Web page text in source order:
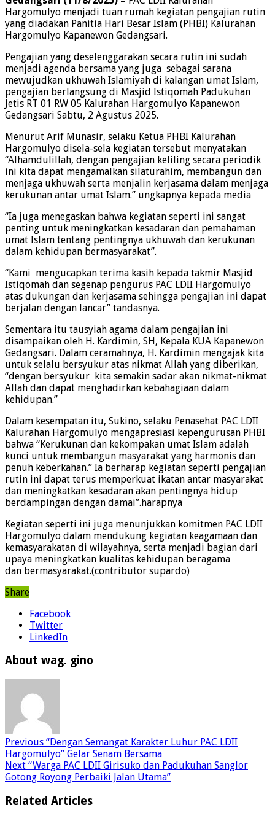
Hargomulyo menjadi tuan rumah kegiatan pengajian rutin
yang diadakan Panitia Hari Besar Islam (PHBI) Kalurahan
Hargomulyo Kapanewon Gedangsari.
Pengajian yang deselenggarakan secara rutin ini sudah
menjadi agenda bersama yang juga sebagai sarana
mewujudkan ukhuwah Islamiyah di kalangan umat Islam,
pengajian berlangsung di Masjid Istiqomah Padukuhan
Jetis RT 01 RW 05 Kalurahan Hargomulyo Kapanewon
Gedangsari Sabtu, 2 Agustus 2025.
Menurut Arif Munasir, selaku Ketua PHBI Kalurahan
Hargomulyo disela-sela kegiatan tersebut menyatakan
“Alhamdulillah, dengan pengajian keliling secara periodik
ini kita dapat mengamalkan silaturahim, membangun dan
menjaga ukhuwah serta menjalin kerjasama dalam menjaga
kerukunan antar umat Islam.” ungkapnya kepada media
“Ia juga menegaskan bahwa kegiatan seperti ini sangat
penting untuk meningkatkan kesadaran dan pemahaman
umat Islam tentang pentingnya ukhuwah dan kerukunan
dalam kehidupan bermasyarakat”.
“Kami mengucapkan terima kasih kepada takmir Masjid
Istiqomah dan segenap pengurus PAC LDII Hargomulyo
atas dukungan dan kerjasama sehingga pengajian ini dapat
berjalan dengan lancar” tandasnya.
Sementara itu tausyiah agama dalam pengajian ini
disampaikan oleh H. Kardimin, SH, Kepala KUA Kapanewon
Gedangsari. Dalam ceramahnya, H. Kardimin mengajak kita
untuk selalu bersyukur atas nikmat Allah yang diberikan,
“dengan bersyukur kita semakin sadar akan nikmat-nikmat
Allah dan dapat menghadirkan kebahagiaan dalam
kehidupan.”
Dalam kesempatan itu, Sukino, selaku Penasehat PAC LDII
Kalurahan Hargomulyo mengapresiasi kepengurusan PHBI
bahwa “Kerukunan dan kekompakan umat Islam adalah
kunci untuk membangun masyarakat yang harmonis dan
penuh keberkahan.” Ia berharap kegiatan seperti pengajian
rutin ini dapat terus memperkuat ikatan antar masyarakat
dan meningkatkan kesadaran akan pentingnya hidup
berdampingan dengan damai”.harapnya
Kegiatan seperti ini juga menunjukkan komitmen PAC LDII
Hargomulyo dalam mendukung kegiatan keagamaan dan
kemasyarakatan di wilayahnya, serta menjadi bagian dari
upaya meningkatkan kualitas kehidupan beragama
dan bermasyarakat.(contributor supardo)
Share
Facebook
Twitter
LinkedIn
About wag. gino
Previous “Dengan Semangat Karakter Luhur PAC LDII
Hargomulyo” Gelar Senam Bersama
Next “Warga PAC LDII Girisuko dan Padukuhan Sanglor
Gotong Royong Perbaiki Jalan Utama”
Related Articles